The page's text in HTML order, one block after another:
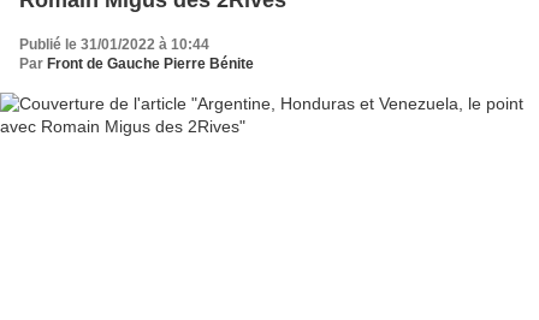
Publié le 31/01/2022 à 10:44
Par Front de Gauche Pierre Bénite